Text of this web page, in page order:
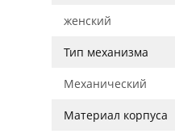
женский
Тип механизма
Механический
Материал корпуса